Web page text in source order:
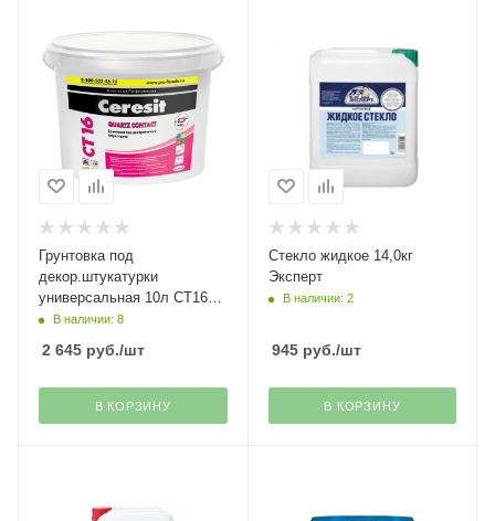
Грунтовка под
декор.штукатурки
универсальная 10л СТ16
Ceresit Henkel
В наличии: 8
2 645 руб./шт
В КОРЗИНУ
Стекло жидкое 14,0кг
Эксперт
В наличии: 2
945руб./шт
В КОРЗИНУ